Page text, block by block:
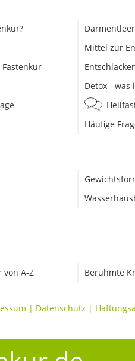
Mittel zur
Detox - was
Häufige
A-Z Berühmte
| Datenschutz |